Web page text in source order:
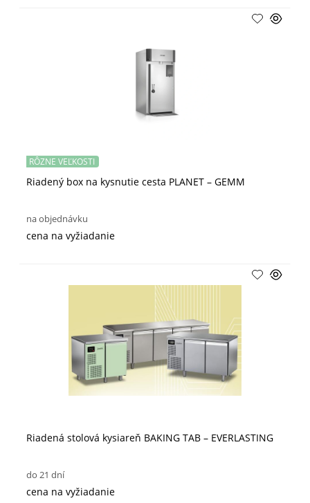
Riadený box na kysnutie cesta PLANET – GEMM
RÔZNE VEĽKOSTI
na objednávku
cena na vyžiadanie
Riadená stolová kysiareň BAKING TAB – EVERLASTING
do 21 dní
cena na vyžiadanie